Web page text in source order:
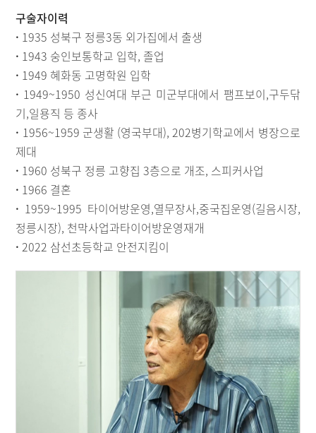
구술자이력
· 1935 성북구 정릉3동 외가집에서 출생
· 1943 숭인보통학교 입학, 졸업
· 1949 혜화동 고명학원 입학
· 1949~1950 성신여대 부근 미군부대에서 팸프보이,구두닦
기,일용직 등 종사
· 1956~1959 군생활 (영국부대), 202병기학교에서 병장으로
제대
· 1960 성북구 정릉 고향집 3층으로 개조, 스피커사업
· 1966 결혼
· 1959~1995 타이어방운영,열무장사,중국집운영(길음시장,
정릉시장), 천막사업과타이어방운영재개
·2022 삼선초등학교 안전지킴이